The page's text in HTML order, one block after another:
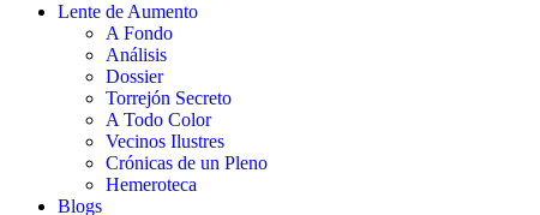
Lente de Aumento
A Fondo
Análisis
Dossier
Torrejón Secreto
A Todo Color
Vecinos Ilustres
Crónicas de un Pleno
Hemeroteca
Blogs